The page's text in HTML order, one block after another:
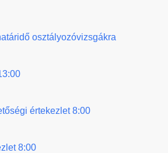
osztályozóvizsgákra
értekezlet 8:00
8:00